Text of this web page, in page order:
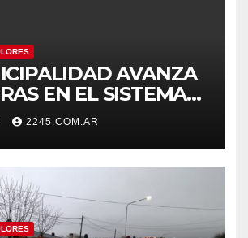
AVANZA
EN EL SISTEMA
DOLORES
2245.COM.AR